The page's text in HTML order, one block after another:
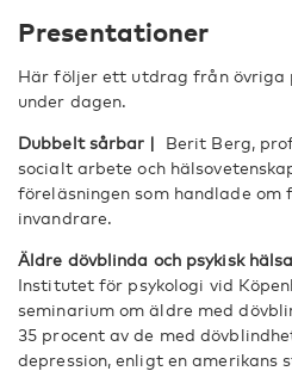
Presentationer
Här följer ett utdrag från övriga
under dagen.
Dubbelt sårbar | Berit Berg,
socialt arbete och
föreläsningen som handlade om
invandrare.
Äldre dövblinda och psykisk
Institutet för psykologi vid
seminarium om äldre med
35 procent av de med
depression, enligt en amerikans